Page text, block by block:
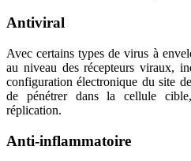
Antiviral
Avec certains types de virus à
au niveau des récepteurs viraux,
configuration électronique du site
de pénétrer dans la cellule
réplication.
Anti-inflammatoire